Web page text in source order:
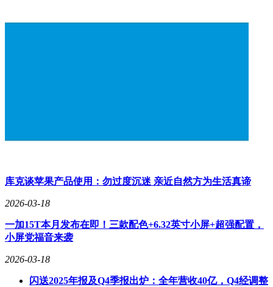
库克谈苹果产品使用：勿过度沉迷 亲近自然方为生活真谛
2026-03-18
一加15T本月发布在即！三款配色+6.32英寸小屏+超强配置，
小屏党福音来袭
2026-03-18
闪送2025年报及Q4季报出炉：全年营收40亿，Q4经调整